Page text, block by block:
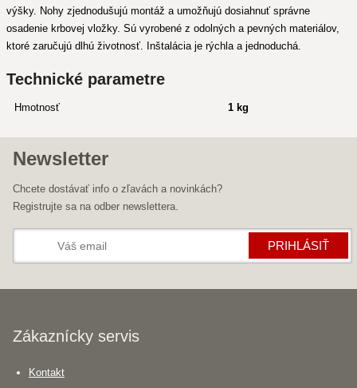
výšky. Nohy zjednodušujú montáž a umožňujú dosiahnuť správne
osadenie krbovej vložky. Sú vyrobené z odolných a pevných materiálov,
ktoré zaručujú dlhú životnosť. Inštalácia je rýchla a jednoduchá.
Technické parametre
Hmotnosť 1 kg
Newsletter
Chcete dostávať info o zľavách a novinkách?
Registrujte sa na odber newslettera.
PRIHLÁSIŤ
Zákaznícky servis
Kontakt